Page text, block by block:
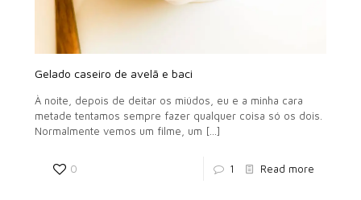
Gelado caseiro de avelã e baci
À noite, depois de deitar os miúdos, eu e a minha cara
metade tentamos sempre fazer qualquer coisa só os dois.
Normalmente vemos um filme, um […]
0 1 Read more